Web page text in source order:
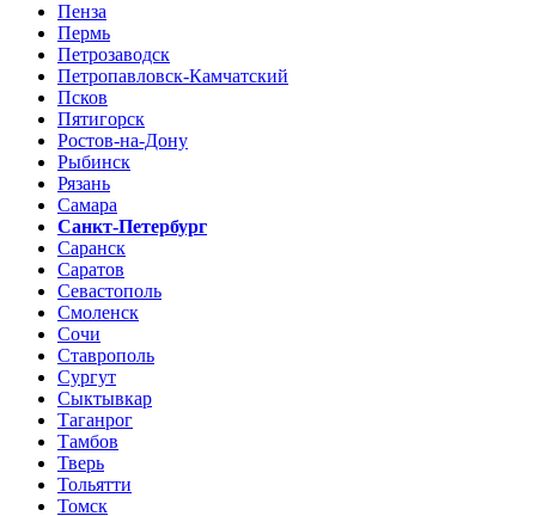
Пенза
Пермь
Петрозаводск
Петропавловск-Камчатский
Псков
Пятигорск
Ростов-на-Дону
Рыбинск
Рязань
Самара
Санкт-Петербург
Саранск
Саратов
Севастополь
Смоленск
Сочи
Ставрополь
Сургут
Сыктывкар
Таганрог
Тамбов
Тверь
Тольятти
Томск